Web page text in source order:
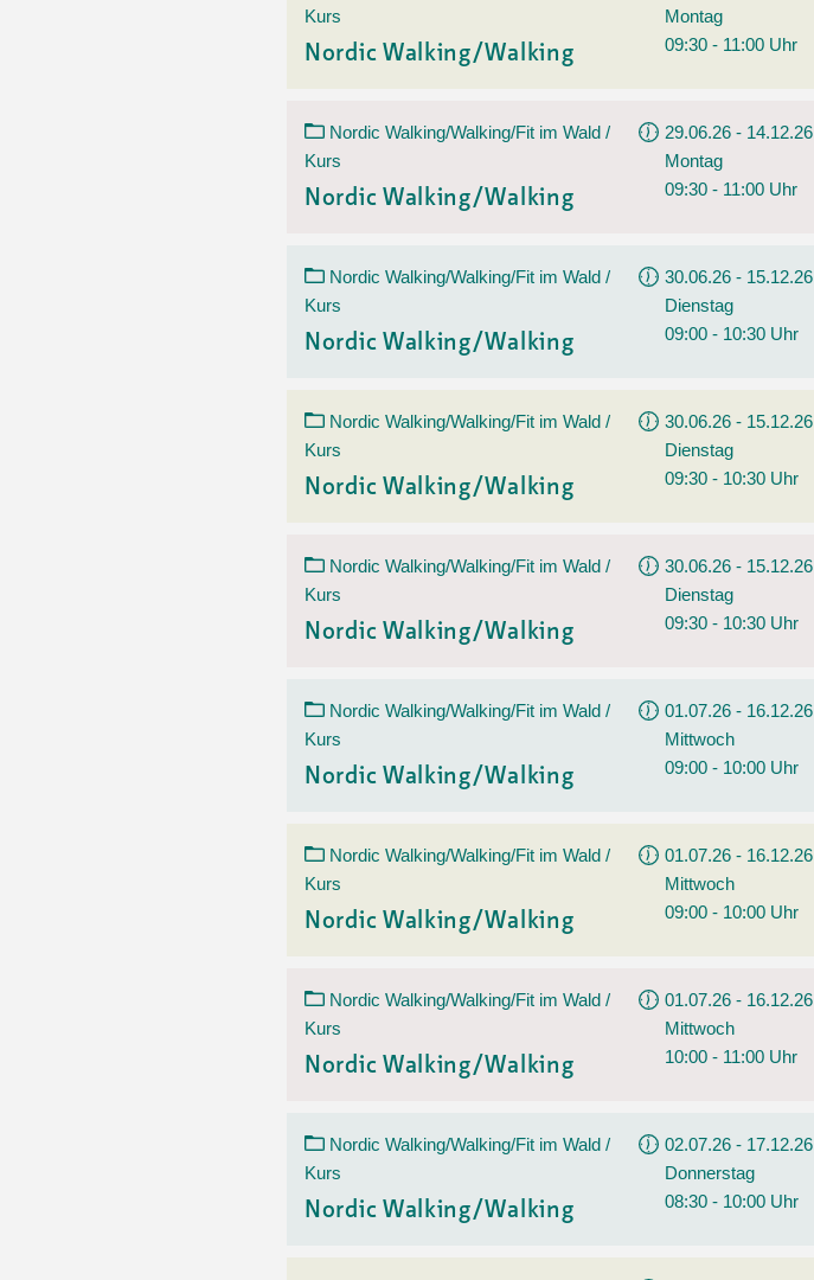
Kurs
Nordic Walking/Walking
Montag
09:30 - 11:00 Uhr
Nordic Walking/Walking/Fit im Wald /
Kurs
Nordic Walking/Walking
29.06.26 - 14.12.26
Montag
09:30 - 11:00 Uhr
Nordic Walking/Walking/Fit im Wald /
Kurs
Nordic Walking/Walking
30.06.26 - 15.12.26
Dienstag
09:00 - 10:30 Uhr
Nordic Walking/Walking/Fit im Wald /
Kurs
Nordic Walking/Walking
30.06.26 - 15.12.26
Dienstag
09:30 - 10:30 Uhr
Nordic Walking/Walking/Fit im Wald /
Kurs
Nordic Walking/Walking
30.06.26 - 15.12.26
Dienstag
09:30 - 10:30 Uhr
Nordic Walking/Walking/Fit im Wald /
Kurs
Nordic Walking/Walking
01.07.26 - 16.12.26
Mittwoch
09:00 - 10:00 Uhr
Nordic Walking/Walking/Fit im Wald /
Kurs
Nordic Walking/Walking
01.07.26 - 16.12.26
Mittwoch
09:00 - 10:00 Uhr
Nordic Walking/Walking/Fit im Wald /
Kurs
Nordic Walking/Walking
01.07.26 - 16.12.26
Mittwoch
10:00 - 11:00 Uhr
Nordic Walking/Walking/Fit im Wald /
Kurs
Nordic Walking/Walking
02.07.26 - 17.12.26
Donnerstag
08:30 - 10:00 Uhr